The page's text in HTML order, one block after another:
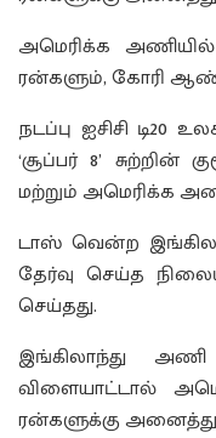
அமெரிக்க அணியில்
ரன்களும், கோரி
நடப்பு ஐசிசி
‘சூப்பர் 8’ சுற்றின்
மற்றும் அமெரிக்க
டாஸ் வென்ற
தேர்வு செய்த
செய்தது.
இங்கிலாந்து அணி
விளையாட்டால்
ரன்களுக்கு அனைத்து